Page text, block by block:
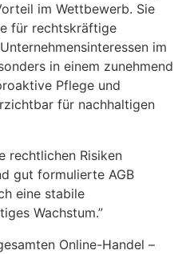
im Wettbewerb. Sie
für rechtskräftige
im
in einem zunehmend
Pflege und
für nachhaltigen
rechtlichen Risiken
gut formulierte AGB
eine stabile
Wachstum.”
Online-Handel –